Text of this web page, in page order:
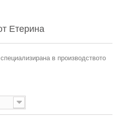
Етерина
в производството